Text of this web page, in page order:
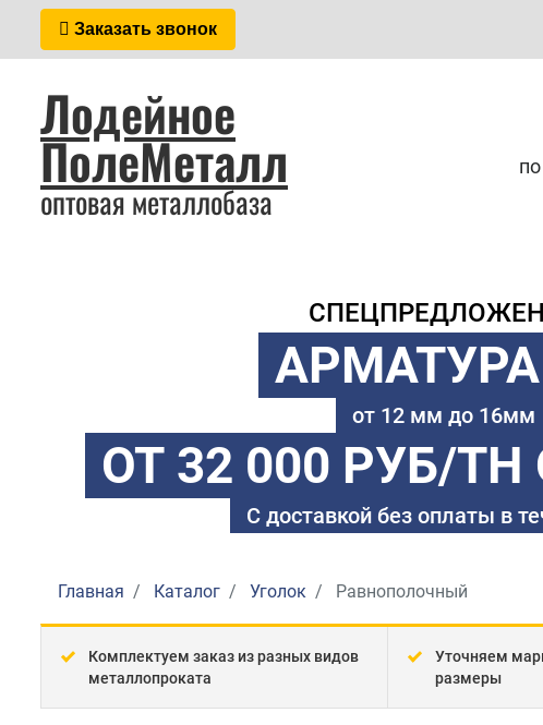
Заказать звонок
Лодейное
ПолеМеталл
оптовая металлобаза
от 12 мм до 16мм
ОТ 32 000 РУБ/ТН
С доставкой без оплаты в
Главная Каталог Уголок Равнополочный
Комплектуем заказ из разных видов
металлопроката
Уточняем
размеры